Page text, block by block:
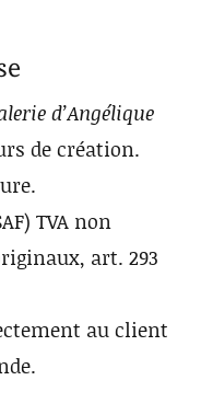
d’Angélique
de création.
TVA non
art. 293
au client